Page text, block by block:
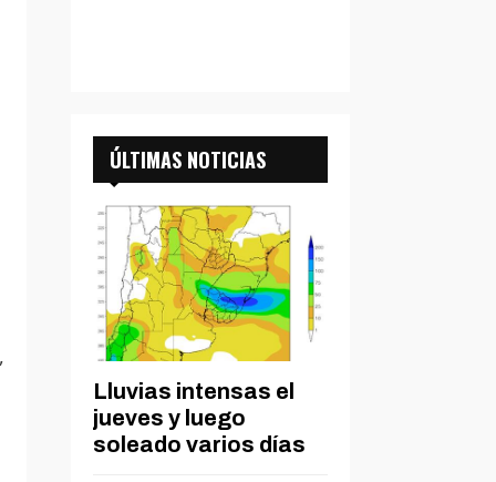
ÚLTIMAS NOTICIAS
Lluvias intensas el
jueves y luego
soleado varios días